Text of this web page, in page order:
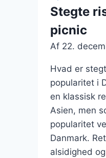
Stegte
picnic
Af 22.
Hvad er
popularitet i
en klassisk
Asien, men
popularitet
Danmark.
alsidighed